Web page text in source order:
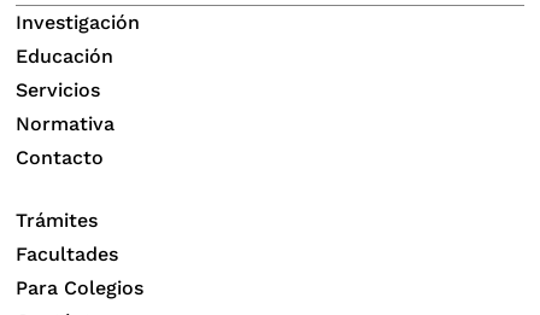
Investigación
Educación
Servicios
Normativa
Contacto
Trámites
Facultades
Para Colegios